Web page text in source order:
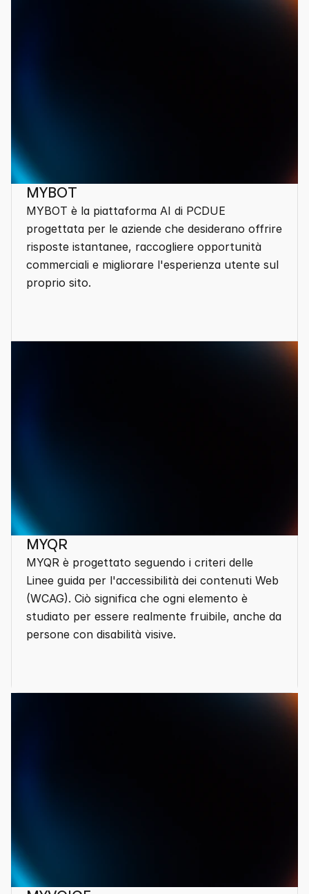
MYBOT
MYBOT è la piattaforma AI di PCDUE
progettata per le aziende che desiderano offrire
risposte istantanee, raccogliere opportunità
commerciali e migliorare l'esperienza utente sul
proprio sito.
MYQR
MYQR è progettato seguendo i criteri delle
Linee guida per l'accessibilità dei contenuti Web
(WCAG). Ciò significa che ogni elemento è
studiato per essere realmente fruibile, anche da
persone con disabilità visive.